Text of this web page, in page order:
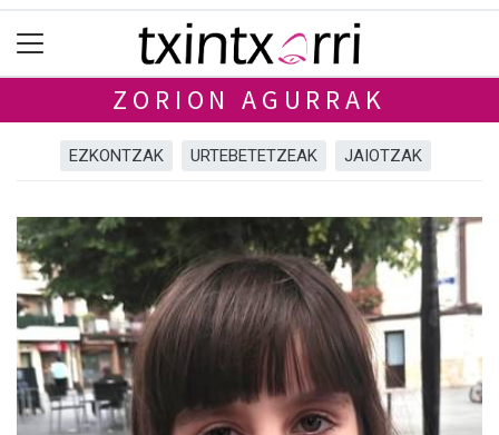
ZORION AGURRAK
EZKONTZAK URTEBETETZEAK JAIOTZAK